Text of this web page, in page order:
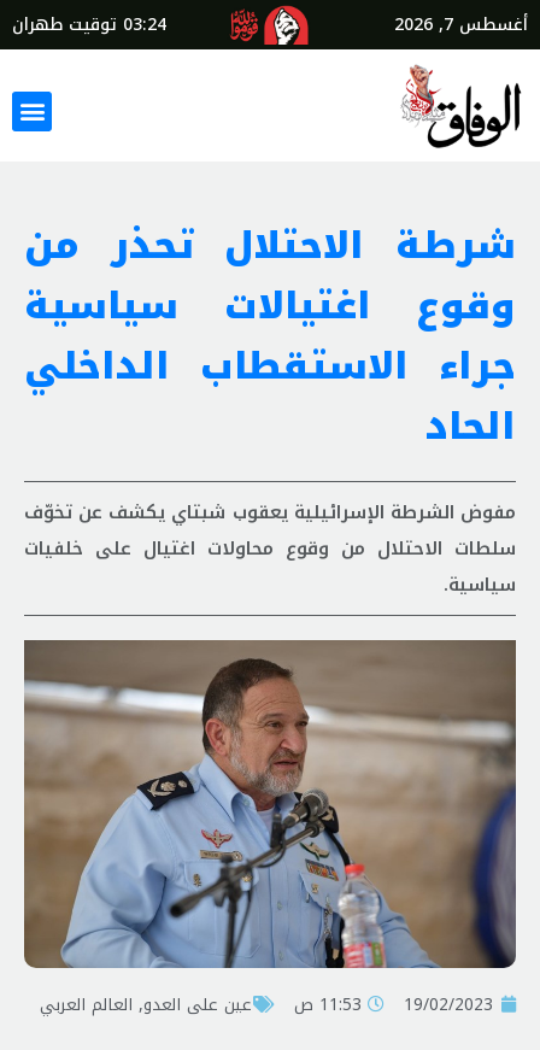
أغسطس 7, 2026 03:24 توقيت طهران
شرطة الاحتلال تحذر من
وقوع اغتيالات سياسية
جراء الاستقطاب الداخلي
الحاد
مفوض الشرطة الإسرائيلية يعقوب شبتاي يكشف عن تخوّف
سلطات الاحتلال من وقوع محاولات اغتيال على خلفيات
سياسية.
19/02/2023 11:53 ص عين على العدو, العالم العربي